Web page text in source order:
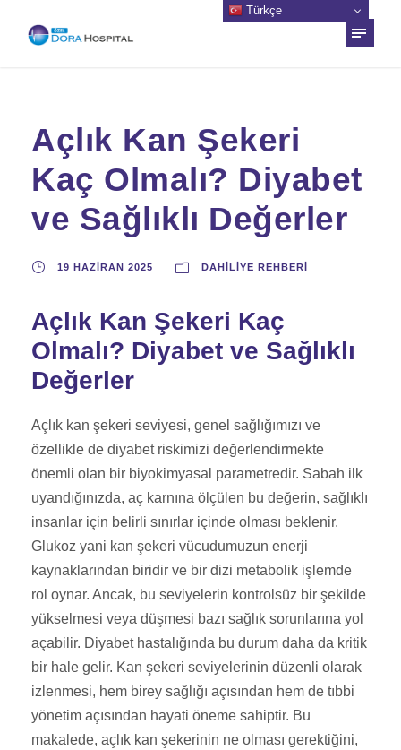
Açlık Kan Şekeri
Kaç Olmalı? Diyabet
ve Sağlıklı Değerler
19 HAZIRAN 2025 DAHILIYE REHBERI
Açlık Kan Şekeri Kaç
Olmalı? Diyabet ve Sağlıklı
Değerler
Açlık kan şekeri seviyesi, genel sağlığımızı ve
özellikle de diyabet riskimizi değerlendirmekte
önemli olan bir biyokimyasal parametredir. Sabah ilk
uyandığınızda, aç karnına ölçülen bu değerin, sağlıklı
insanlar için belirli sınırlar içinde olması beklenir.
Glukoz yani kan şekeri vücudumuzun enerji
kaynaklarından biridir ve bir dizi metabolik işlemde
rol oynar. Ancak, bu seviyelerin kontrolsüz bir şekilde
yükselmesi veya düşmesi bazı sağlık sorunlarına yol
açabilir. Diyabet hastalığında bu durum daha da kritik
bir hale gelir. Kan şekeri seviyelerinin düzenli olarak
izlenmesi, hem birey sağlığı açısından hem de tıbbi
yönetim açısından hayati öneme sahiptir. Bu
makalede, açlık kan şekerinin ne olması gerektiğini,
Türkçe